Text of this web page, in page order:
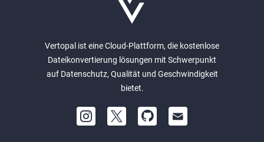
Vertopal ist eine Cloud-Plattform, die kostenlose
Dateikonvertierung lösungen mit Schwerpunkt
auf Datenschutz, Qualität und Geschwindigkeit
bietet.